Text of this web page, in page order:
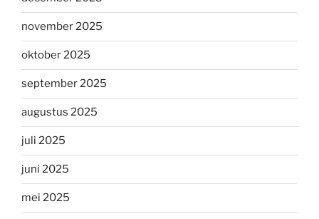
november 2025
oktober 2025
september 2025
augustus 2025
juli 2025
juni 2025
mei 2025